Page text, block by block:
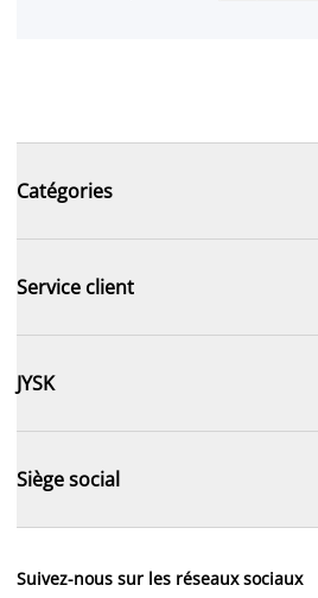
Catégories
Service client
JYSK
Siège social
Suivez-nous sur les réseaux sociaux